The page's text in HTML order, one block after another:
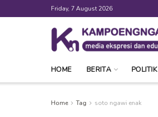
Friday, 7 August 2026
HOME BERITA POLITIK
Home Tag soto ngawi enak